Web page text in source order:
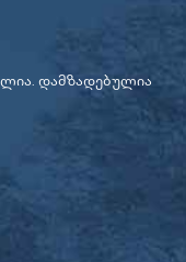
დამზადებულია